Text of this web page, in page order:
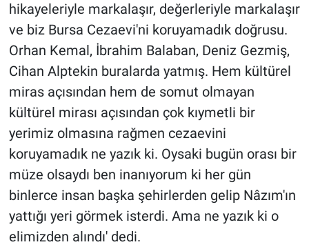
hikayeleriyle markalaşır, değerleriyle markalaşır
ve biz Bursa Cezaevi'ni koruyamadık doğrusu.
Orhan Kemal, İbrahim Balaban, Deniz Gezmiş,
Cihan Alptekin buralarda yatmış. Hem kültürel
miras açısından hem de somut olmayan
kültürel mirası açısından çok kıymetli bir
yerimiz olmasına rağmen cezaevini
koruyamadık ne yazık ki. Oysaki bugün orası bir
müze olsaydı ben inanıyorum ki her gün
binlerce insan başka şehirlerden gelip Nâzım'ın
yattığı yeri görmek isterdi. Ama ne yazık ki o
elimizden alındı' dedi.